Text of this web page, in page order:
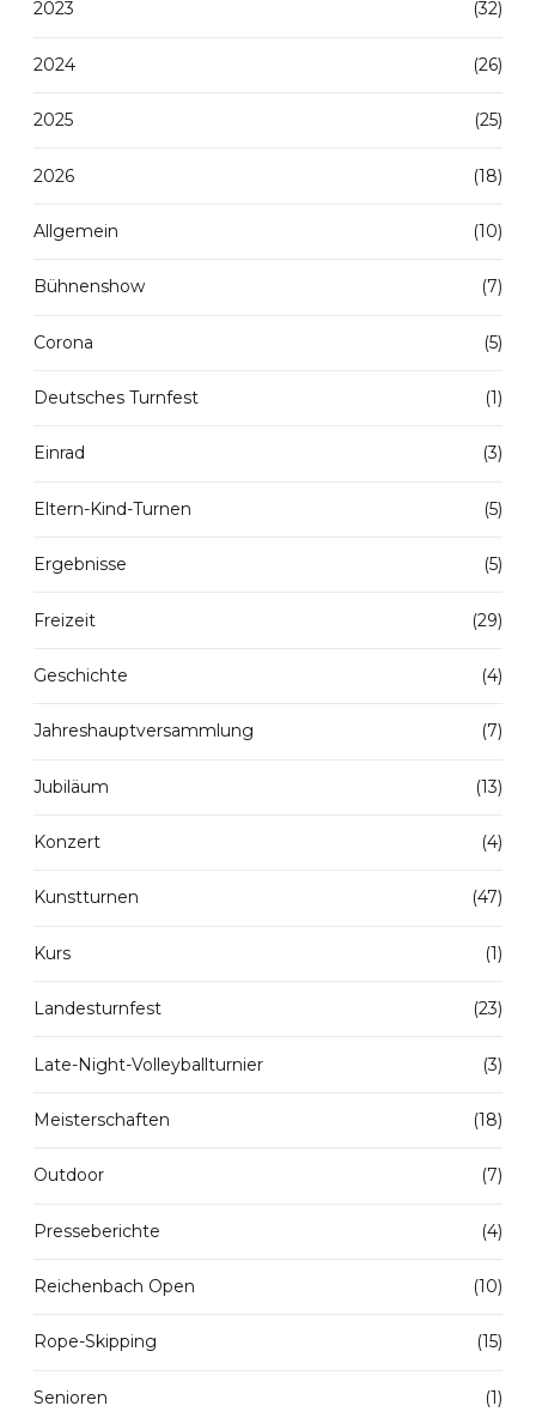
2023 (32)
2024 (26)
2025 (25)
2026 (18)
Allgemein (10)
Bühnenshow (7)
Corona (5)
Deutsches Turnfest (1)
Einrad (3)
Eltern-Kind-Turnen (5)
Ergebnisse (5)
Freizeit (29)
Geschichte (4)
Jahreshauptversammlung (7)
Jubiläum (13)
Konzert (4)
Kunstturnen (47)
Kurs (1)
Landesturnfest (23)
Late-Night-Volleyballturnier (3)
Meisterschaften (18)
Outdoor (7)
Presseberichte (4)
Reichenbach Open (10)
Rope-Skipping (15)
Senioren (1)